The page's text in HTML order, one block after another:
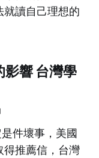
讀自己理想的
影響 台灣學
件壞事，美國
得推薦信，台灣